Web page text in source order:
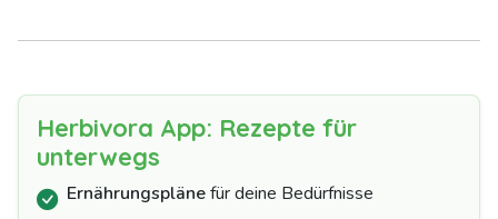
Herbivora App: Rezepte für
unterwegs
Ernährungsplänefür deine Bedürfnisse